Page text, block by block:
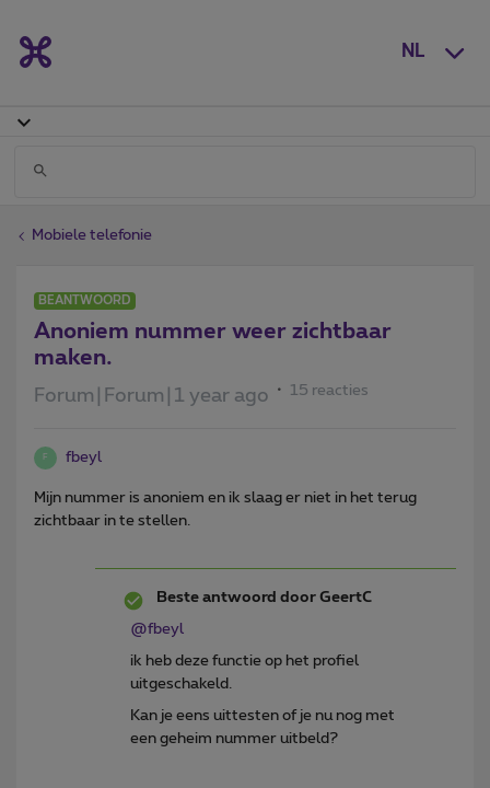
NL
Mobiele telefonie
BEANTWOORD
Anoniem nummer weer zichtbaar
maken.
Forum|Forum|1 year ago 15 reacties
F fbeyl
Mijn nummer is anoniem en ik slaag er niet in het terug
zichtbaar in te stellen.
Beste antwoord door GeertC
@fbeyl
ik heb deze functie op het profiel
uitgeschakeld.
Kan je eens uittesten of je nu nog met
een geheim nummer uitbeld?